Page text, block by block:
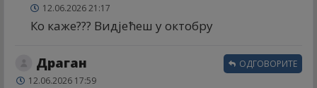
12.06.2026 21:17
Ко каже??? Видјећеш у октобру
Драган
12.06.2026 17:59
ОДГОВОРИТЕ